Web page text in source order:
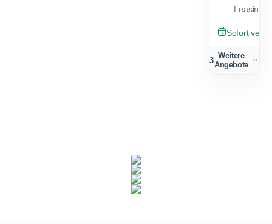
Sofort
3 Weitere
Angebote